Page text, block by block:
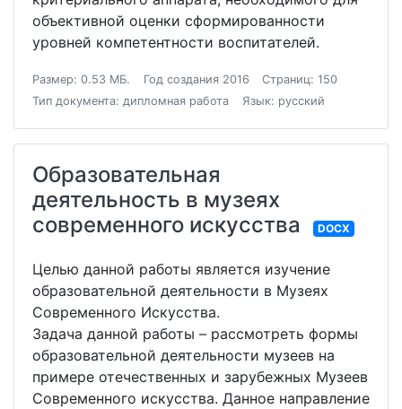
объективной оценки сформированности
уровней компетентности воспитателей.
Размер: 0.53 МБ. Год создания 2016
Страниц: 150
Тип документа: дипломная работа
Язык: русский
Образовательная
деятельность в музеях
современного искусства
DOCX
Целью данной работы является изучение
образовательной деятельности в Музеях
Современного Искусства.
Задача данной работы – рассмотреть формы
образовательной деятельности музеев на
примере отечественных и зарубежных Музеев
Современного искусства. Данное направление